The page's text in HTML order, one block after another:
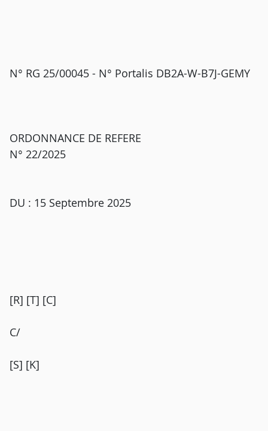
N° RG 25/00045 - N° Portalis DB2A-W-B7J-GEMY
ORDONNANCE DE REFERE
N° 22/2025
DU : 15 Septembre 2025
[R] [T] [C]
C/
[S] [K]